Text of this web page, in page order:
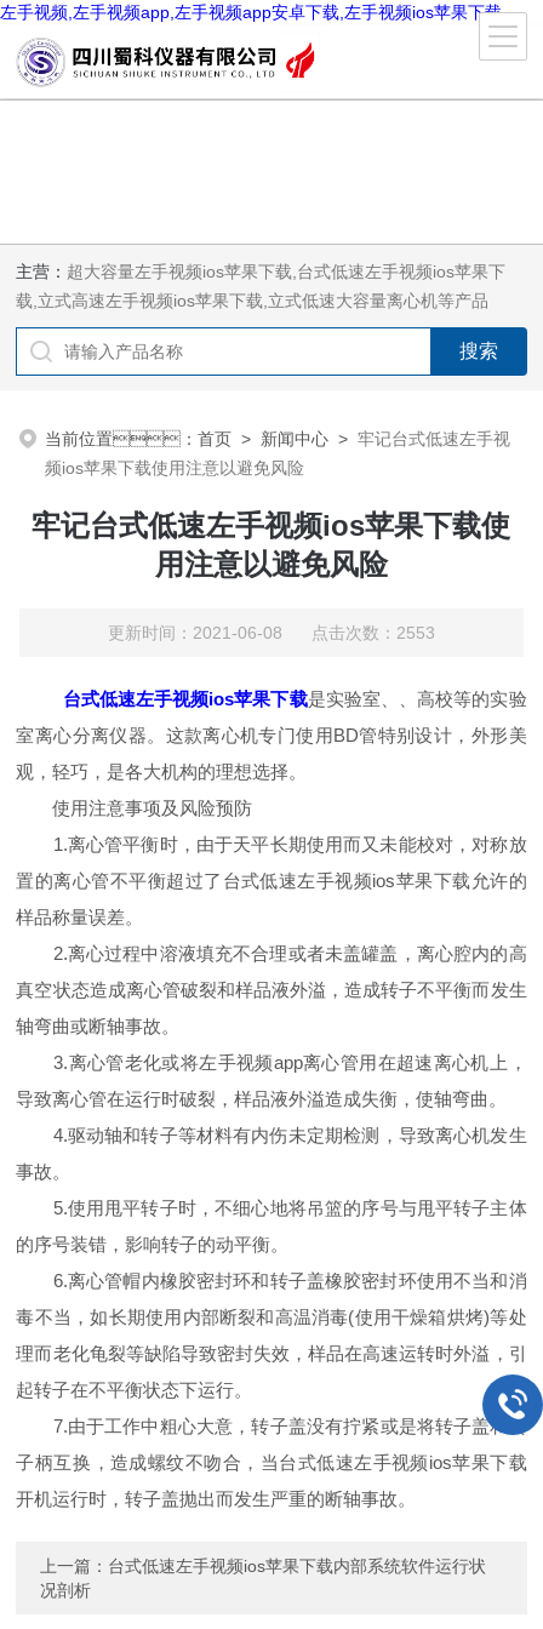
左手视频,左手视频app,左手视频app安卓下载,左手视频ios苹果下载
主营： 超大容量左手视频ios苹果下载,台式低速左手视频ios苹果下
载,立式高速左手视频ios苹果下载,立式低速大容量离心机等产品
当前位置：首页 > 新闻中心 >牢记台式低速左手视
频ios苹果下载使用注意以避免风险
牢记台式低速左手视频ios苹果下载使
用注意以避免风险
更新时间：2021-06-08 点击次数：2553
台式低速左手视频ios苹果下载是实验室、、高校等的实验
室离心分离仪器。这款离心机专门使用BD管特别设计，外形美
观，轻巧，是各大机构的理想选择。
使用注意事项及风险预防
1.离心管平衡时，由于天平长期使用而又未能校对，对称放
置的离心管不平衡超过了台式低速左手视频ios苹果下载允许的
样品称量误差。
2.离心过程中溶液填充不合理或者未盖罐盖，离心腔内的高
真空状态造成离心管破裂和样品液外溢，造成转子不平衡而发生
轴弯曲或断轴事故。
3.离心管老化或将左手视频app离心管用在超速离心机上，
导致离心管在运行时破裂，样品液外溢造成失衡，使轴弯曲。
4.驱动轴和转子等材料有内伤未定期检测，导致离心机发生
事故。
5.使用甩平转子时，不细心地将吊篮的序号与甩平转子主体
的序号装错，影响转子的动平衡。
6.离心管帽内橡胶密封环和转子盖橡胶密封环使用不当和消
毒不当，如长期使用内部断裂和高温消毒(使用干燥箱烘烤)等处
理而老化龟裂等缺陷导致密封失效，样品在高速运转时外溢，引
起转子在不平衡状态下运行。
7.由于工作中粗心大意，转子盖没有拧紧或是将转子盖和转
子柄互换，造成螺纹不吻合，当台式低速左手视频ios苹果下载
开机运行时，转子盖抛出而发生严重的断轴事故。
上一篇： 台式低速左手视频ios苹果下载内部系统软件运行状
况剖析